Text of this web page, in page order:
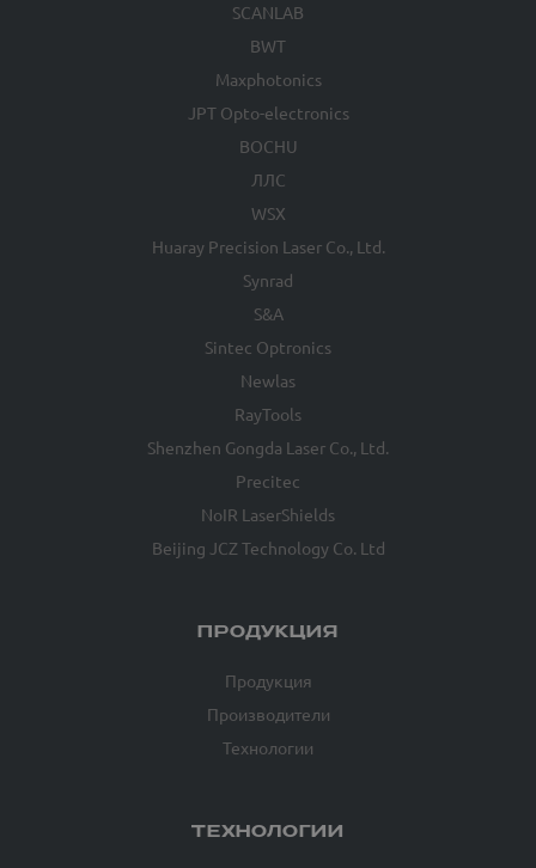
SCANLAB
BWT
Maxphotonics
JPT Opto-electronics
BOCHU
ЛЛС
WSX
Huaray Precision Laser Co., Ltd.
Synrad
S&A
Sintec Optronics
Newlas
RayTools
Shenzhen Gongda Laser Co., Ltd.
Precitec
NoIR LaserShields
Beijing JCZ Technology Co. Ltd
ПРОДУКЦИЯ
Продукция
Производители
Технологии
ТЕХНОЛОГИИ